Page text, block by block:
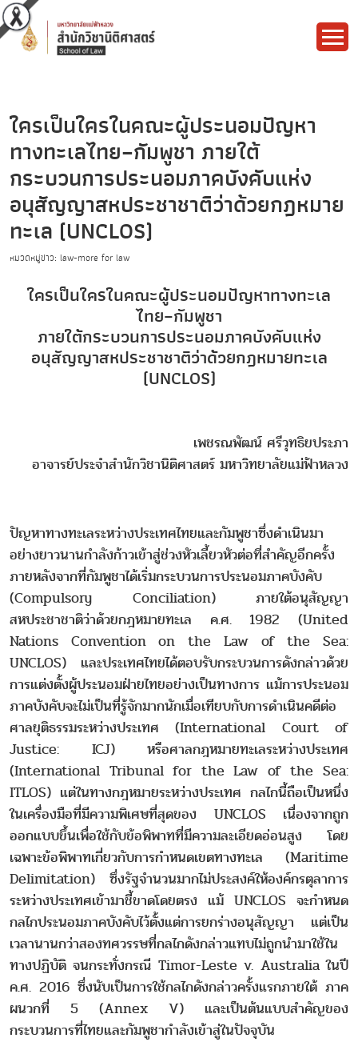
ใครเป็นใครในคณะผู้ประนอมปัญหา
ทางทะเลไทย–กัมพูชา ภายใต้
กระบวนการประนอมภาคบังคับแห่ง
อนุสัญญาสหประชาชาติว่าด้วยกฎหมาย
ทะเล (UNCLOS)
หมวดหมู่ข่าว: law-more for law
ใครเป็นใครในคณะผู้ประนอมปัญหาทางทะเล
ไทย–กัมพูชา
ภายใต้กระบวนการประนอมภาคบังคับแห่ง
อนุสัญญาสหประชาชาติว่าด้วยกฎหมายทะเล
(UNCLOS)
เพชรณพัฒน์ ศรีวุทธิยประภา
อาจารย์ประจำสำนักวิชานิติศาสตร์ มหาวิทยาลัยแม่ฟ้าหลวง
ปัญหาทางทะเลระหว่างประเทศไทยและกัมพูชาซึ่งดำเนินมา
อย่างยาวนานกำลังก้าวเข้าสู่ช่วงหัวเลี้ยวหัวต่อที่สำคัญอีกครั้ง
ภายหลังจากที่กัมพูชาได้เริ่มกระบวนการประนอมภาคบังคับ
(Compulsory Conciliation) ภายใต้อนุสัญญา
สหประชาชาติว่าด้วยกฎหมายทะเล ค.ศ. 1982 (United
Nations Convention on the Law of the Sea:
UNCLOS) และประเทศไทยได้ตอบรับกระบวนการดังกล่าวด้วย
การแต่งตั้งผู้ประนอมฝ่ายไทยอย่างเป็นทางการ แม้การประนอม
ภาคบังคับจะไม่เป็นที่รู้จักมากนักเมื่อเทียบกับการดำเนินคดีต่อ
ศาลยุติธรรมระหว่างประเทศ (International Court of
Justice: ICJ) หรือศาลกฎหมายทะเลระหว่างประเทศ
(International Tribunal for the Law of the Sea:
ITLOS) แต่ในทางกฎหมายระหว่างประเทศ กลไกนี้ถือเป็นหนึ่ง
ในเครื่องมือที่มีความพิเศษที่สุดของ UNCLOS เนื่องจากถูก
ออกแบบขึ้นเพื่อใช้กับข้อพิพาทที่มีความละเอียดอ่อนสูง โดย
เฉพาะข้อพิพาทเกี่ยวกับการกำหนดเขตทางทะเล (Maritime
Delimitation) ซึ่งรัฐจำนวนมากไม่ประสงค์ให้องค์กรตุลาการ
ระหว่างประเทศเข้ามาชี้ขาดโดยตรง แม้ UNCLOS จะกำหนด
กลไกประนอมภาคบังคับไว้ตั้งแต่การยกร่างอนุสัญญา แต่เป็น
เวลานานกว่าสองทศวรรษที่กลไกดังกล่าวแทบไม่ถูกนำมาใช้ใน
ทางปฏิบัติ จนกระทั่งกรณี Timor-Leste v. Australia ในปี
ค.ศ. 2016 ซึ่งนับเป็นการใช้กลไกดังกล่าวครั้งแรกภายใต้ ภาค
ผนวกที่ 5 (Annex V) และเป็นต้นแบบสำคัญของ
กระบวนการที่ไทยและกัมพูชากำลังเข้าสู่ในปัจจุบัน